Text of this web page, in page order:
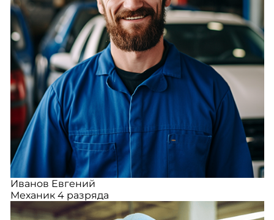
Иванов Евгений
Механик 4 разряда